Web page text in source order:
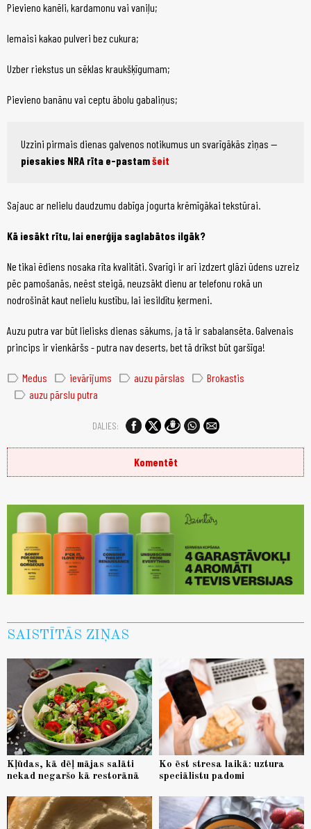
Pievieno kanēli, kardamonu vai vaniļu;
Iemaisi kakao pulveri bez cukura;
Uzber riekstus un sēklas kraukšķīgumam;
Pievieno banānu vai ceptu ābolu gabaliņus;
Uzzini pirmais dienas galvenos notikumus un svarīgākās ziņas —
piesakies NRA rīta e-pastamšeit
Sajauc ar nelielu daudzumu dabīga jogurta krēmīgākai tekstūrai.
Kā iesākt rītu, lai enerģija saglabātos ilgāk?
Ne tikai ēdiens nosaka rīta kvalitāti. Svarīgi ir arī izdzert glāzi ūdens uzreiz
pēc pamošanās, neēst steigā, neuzsākt dienu ar telefonu rokā un
nodrošināt kaut nelielu kustību, lai iesildītu ķermeni.
Auzu putra var būt lielisks dienas sākums, ja tā ir sabalansēta. Galvenais
princips ir vienkāršs - putra nav deserts, bet tā drīkst būt garšīga!
label Medus label ievārījums label auzu pārslas label Brokastis
label auzu pārslu putra
DALIES:
Komentēt
SAISTĪTĀS ZIŅAS
Kļūdas, kā dēļ mājas salāti
nekad negaršo kā restorānā
Ko ēst stresa laikā: uztura
speciālistu padomi